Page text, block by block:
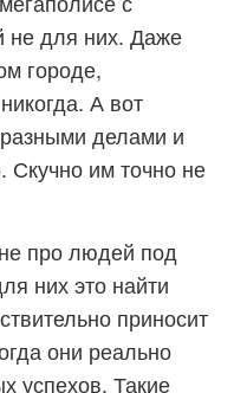
не для них. Даже
городе,
А вот
делами и
Скучно им точно не
про людей под
них это найти
приносит
они реально
успехов. Такие